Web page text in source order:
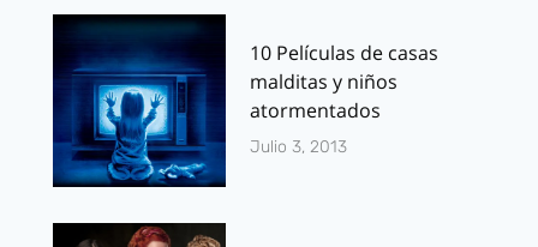
10 Películas de casas
malditas y niños
atormentados
Julio 3, 2013